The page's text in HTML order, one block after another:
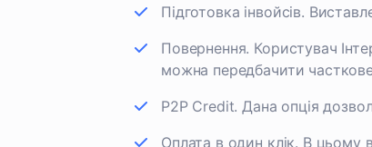
Підготовка інвойсів.
Повернення. Користувач
можна передбачити
P2P Credit. Дана опція
Оплата в один клік. В цьому